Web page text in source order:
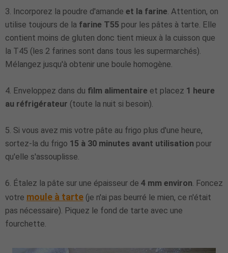
3. Incorporez la poudre d'amande et la farine . Attention, on
utilise toujours de la farine T55 pour les pâtes à tarte. Elle
contient moins de gluten donc tient mieux à la cuisson que
la T45 (les 2 farines sont dans tous les supermarchés).
Mélangez jusqu'à obtenir une boule homogène.
4. Enveloppez dans du film alimentaire et placez 1 heure
au réfrigérateur (toute la nuit si besoin).
5. Si vous avez mis votre pâte au frigo plus d'une heure,
sortez-la du frigo 15 à 30 minutes avant utilisation pour
qu'elle s'assouplisse.
6. Étalez la pâte sur une épaisseur de 4 mm environ . Foncez
votre moule à tarte (je n'ai pas beurré le mien, ce n'était
pas nécessaire). Piquez le fond de tarte avec une
fourchette.